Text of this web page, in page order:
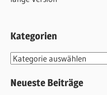
Kategorien
Kategorien
Neueste Beiträge